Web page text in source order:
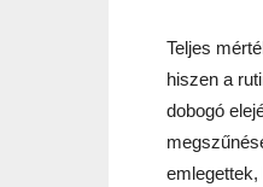
Teljes
hiszen a
dobogó